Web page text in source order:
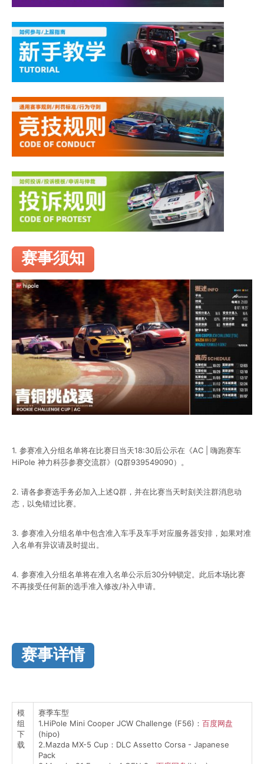
赛事须知
1. 参赛准入分组名单将在比赛日当天18:30后公示在《AC | 嗨跑赛车
HiPole 神力科莎参赛交流群》(Q群939549090）。
2. 请各参赛选手务必加入上述Q群，并在比赛当天时刻关注群消息动
态，以免错过比赛。
3. 参赛准入分组名单中包含准入车手及车手对应服务器安排，如果对准
入名单有异议请及时提出。
4. 参赛准入分组名单将在准入名单公示后30分钟锁定。此后本场比赛
不再接受任何新的选手准入修改/补入申请。
赛事详情
模
组
下
载
赛季车型
1.HiPole Mini Cooper JCW Challenge (F56)： 百度网盘
(hipo)
2.Mazda MX-5 Cup：DLC Assetto Corsa - Japanese
Pack